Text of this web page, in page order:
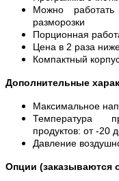
Можно
разморозки
Порционная
Цена в 2 раза
Компактный
Дополнительные
Максимальное
Температура
продуктов: от -20
Давление
Опции (заказываются